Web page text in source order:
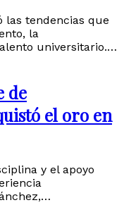
las tendencias que
la
universitario.…
de
el oro en
y el apoyo